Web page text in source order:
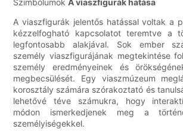
SzimbólumokA viaszfigurák hatása
A viaszfigurák jelentős hatással voltak a
kézzelfogható kapcsolatot teremtve a
legfontosabb alakjával. Sok ember
személy viaszfigurájának megtekintése
személy eredményeinek és
megbecsülését. Egy viaszmúzeum
korosztály számára szórakoztató és
lehetővé téve számukra, hogy
módon ismerkedjenek meg a
személyiségekkel.